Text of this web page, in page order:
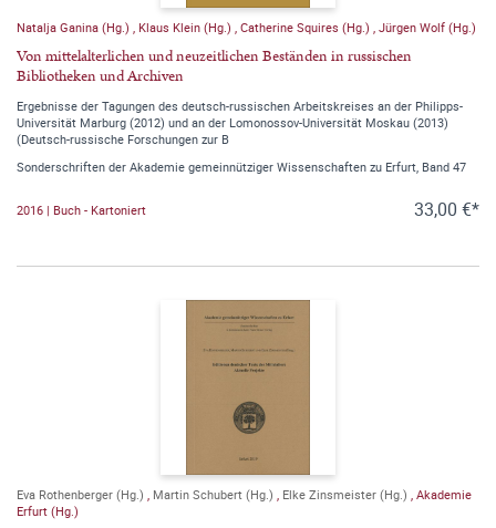
Natalja Ganina (Hg.) , Klaus Klein (Hg.) , Catherine Squires (Hg.) , Jürgen Wolf (Hg.)
Von mittelalterlichen und neuzeitlichen Beständen in russischen
Bibliotheken und Archiven
Ergebnisse der Tagungen des deutsch-russischen Arbeitskreises an der Philipps-
Universität Marburg (2012) und an der Lomonossov-Universität Moskau (2013)
(Deutsch-russische Forschungen zur B
Sonderschriften der Akademie gemeinnütziger Wissenschaften zu Erfurt, Band 47
2016 | Buch - Kartoniert 33,00 €*
Eva Rothenberger (Hg.) , Martin Schubert (Hg.) , Elke Zinsmeister (Hg.) , Akademie
Erfurt (Hg.)